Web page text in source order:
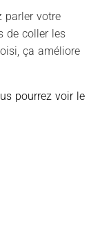
parler votre
de coller les
ça améliore
pourrez voir le